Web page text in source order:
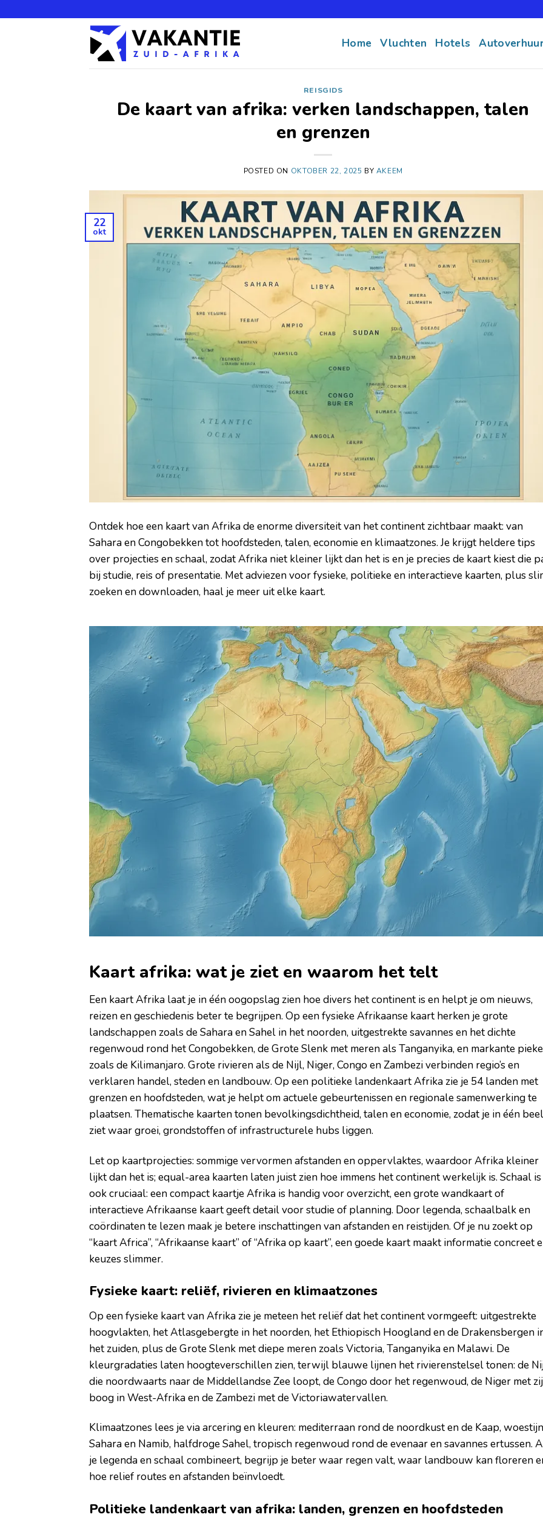
Home Vluchten Hotels
REISGIDS
De kaart van afrika: verken landschappen, talen
en grenzen
POSTED ON OKTOBER 22, 2025 BY AKEEM
22
okt
Ontdek hoe een kaart van Afrika de enorme diversiteit van het continent zichtbaar maakt: van
Sahara en Congobekken tot hoofdsteden, talen, economie en klimaatzones. Je krijgt heldere tips
over projecties en schaal, zodat Afrika niet kleiner lijkt dan het is en je precies de kaart kiest die
bij studie, reis of presentatie. Met adviezen voor fysieke, politieke en interactieve kaarten, plus
zoeken en downloaden, haal je meer uit elke kaart.
Kaart afrika: wat je ziet en waarom het telt
Een kaart Afrika laat je in één oogopslag zien hoe divers het continent is en helpt je om nieuws,
reizen en geschiedenis beter te begrijpen. Op een fysieke Afrikaanse kaart herken je grote
landschappen zoals de Sahara en Sahel in het noorden, uitgestrekte savannes en het dichte
regenwoud rond het Congobekken, de Grote Slenk met meren als Tanganyika, en markante
zoals de Kilimanjaro. Grote rivieren als de Nijl, Niger, Congo en Zambezi verbinden regio’s en
verklaren handel, steden en landbouw. Op een politieke landenkaart Afrika zie je 54 landen met
grenzen en hoofdsteden, wat je helpt om actuele gebeurtenissen en regionale samenwerking te
plaatsen. Thematische kaarten tonen bevolkingsdichtheid, talen en economie, zodat je in één
ziet waar groei, grondstoffen of infrastructurele hubs liggen.
Let op kaartprojecties: sommige vervormen afstanden en oppervlaktes, waardoor Afrika kleiner
lijkt dan het is; equal-area kaarten laten juist zien hoe immens het continent werkelijk is. Schaal is
ook cruciaal: een compact kaartje Afrika is handig voor overzicht, een grote wandkaart of
interactieve Afrikaanse kaart geeft detail voor studie of planning. Door legenda, schaalbalk en
coördinaten te lezen maak je betere inschattingen van afstanden en reistijden. Of je nu zoekt op
“kaart Africa”, “Afrikaanse kaart” of “Afrika op kaart”, een goede kaart maakt informatie concreet
keuzes slimmer.
Fysieke kaart: reliëf, rivieren en klimaatzones
Op een fysieke kaart van Afrika zie je meteen het reliëf dat het continent vormgeeft: uitgestrekte
hoogvlakten, het Atlasgebergte in het noorden, het Ethiopisch Hoogland en de Drakensbergen
het zuiden, plus de Grote Slenk met diepe meren zoals Victoria, Tanganyika en Malawi. De
kleurgradaties laten hoogteverschillen zien, terwijl blauwe lijnen het rivierenstelsel tonen: de
die noordwaarts naar de Middellandse Zee loopt, de Congo door het regenwoud, de Niger met
boog in West-Afrika en de Zambezi met de Victoriawatervallen.
Klimaatzones lees je via arcering en kleuren: mediterraan rond de noordkust en de Kaap,
Sahara en Namib, halfdroge Sahel, tropisch regenwoud rond de evenaar en savannes ertussen.
je legenda en schaal combineert, begrijp je beter waar regen valt, waar landbouw kan floreren
hoe relief routes en afstanden beïnvloedt.
Politieke landenkaart van afrika: landen, grenzen en hoofdsteden